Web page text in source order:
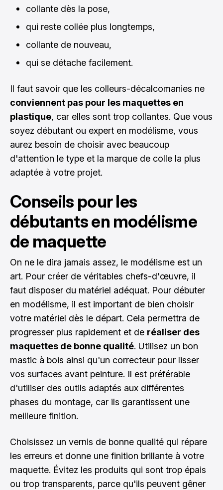
collante dès la pose,
qui reste collée plus longtemps,
collante de nouveau,
qui se détache facilement.
Il faut savoir que les colleurs-décalcomanies ne
conviennent pas pour les maquettes en
plastique, car elles sont trop collantes. Que vous
soyez débutant ou expert en modélisme, vous
aurez besoin de choisir avec beaucoup
d'attention le type et la marque de colle la plus
adaptée à votre projet.
Conseils pour les
débutants en modélisme
de maquette
On ne le dira jamais assez, le modélisme est un
art. Pour créer de véritables chefs-d'œuvre, il
faut disposer du matériel adéquat. Pour débuter
en modélisme, il est important de bien choisir
votre matériel dès le départ. Cela permettra de
progresser plus rapidement et de réaliser des
maquettes de bonne qualité. Utilisez un bon
mastic à bois ainsi qu'un correcteur pour lisser
vos surfaces avant peinture. Il est préférable
d'utiliser des outils adaptés aux différentes
phases du montage, car ils garantissent une
meilleure finition.
Choisissez un vernis de bonne qualité qui répare
les erreurs et donne une finition brillante à votre
maquette. Évitez les produits qui sont trop épais
ou trop transparents, parce qu'ils peuvent gêner